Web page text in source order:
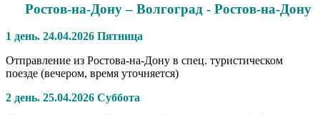
Ростов-на-Дону – Волгоград - Ростов-на-Дону
1 день. 24.04.2026 Пятница
Отправление из Ростова-на-Дону в спец. туристическом
поезде (вечером, время уточняется)
2 день. 25.04.2026 Суббота